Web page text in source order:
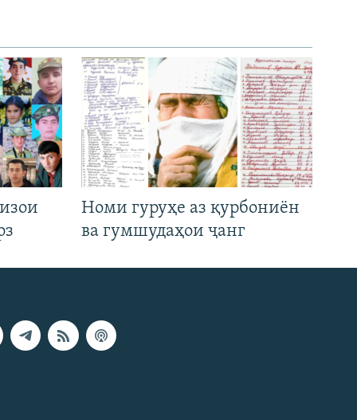
Номи гуруҳе аз қурбониён
ва гумшудаҳои ҷанг